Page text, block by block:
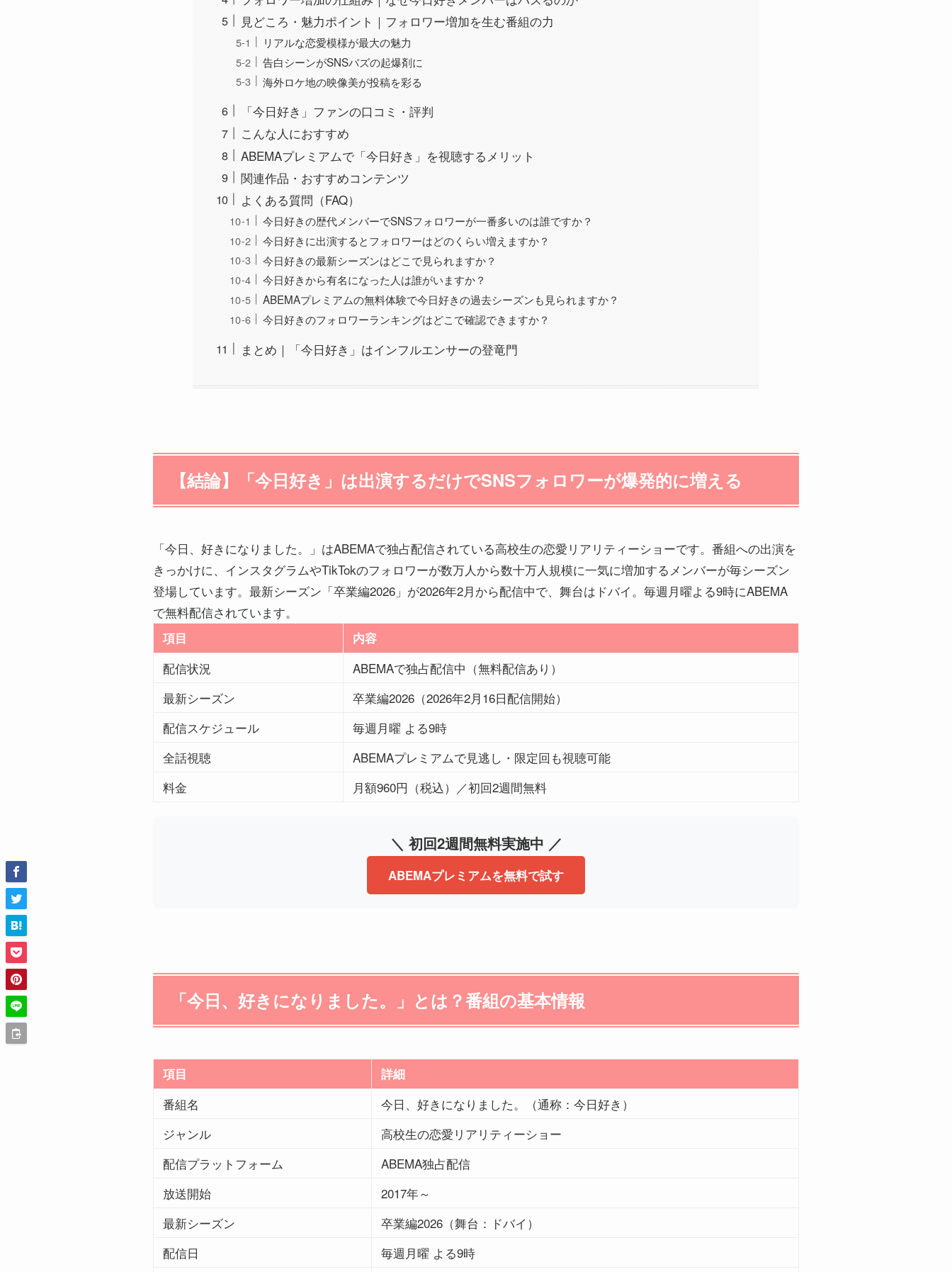
見どころ・魅力ポイント｜フォロワー増加を生む番組の力
リアルな恋愛模様が最大の魅力
告白シーンがSNSバズの起爆剤に
海外ロケ地の映像美が投稿を彩る
「今日好き」ファンの口コミ・評判
こんな人におすすめ
ABEMAプレミアムで「今日好き」を視聴するメリット
関連作品・おすすめコンテンツ
よくある質問（FAQ）
今日好きの歴代メンバーでSNSフォロワーが一番多いのは誰ですか？
今日好きに出演するとフォロワーはどのくらい増えますか？
今日好きの最新シーズンはどこで見られますか？
今日好きから有名になった人は誰がいますか？
ABEMAプレミアムの無料体験で今日好きの過去シーズンも見られますか？
今日好きのフォロワーランキングはどこで確認できますか？
まとめ｜「今日好き」はインフルエンサーの登竜門
【結論】「今日好き」は出演するだけでSNSフォロワーが爆発的に増える
「今日、好きになりました。」はABEMAで独占配信されている高校生の恋愛リアリティーショーです。番組への出演を
きっかけに、インスタグラムやTikTokのフォロワーが数万人から数十万人規模に一気に増加するメンバーが毎シーズン
登場しています。最新シーズン「卒業編2026」が2026年2月から配信中で、舞台はドバイ。毎週月曜よる9時にABEMA
で無料配信されています。
項目 内容
配信状況
ABEMAで独占配信中（無料配信あり）
最新シーズン
卒業編2026（2026年2月16日配信開始）
配信スケジュール
毎週月曜 よる9時
全話視聴
ABEMAプレミアムで見逃し・限定回も視聴可能
料金
月額960円（税込）／初回2週間無料
＼ 初回2週間無料実施中 ／
ABEMAプレミアムを無料で試す
「今日、好きになりました。」とは？番組の基本情報
項目 詳細
番組名
今日、好きになりました。（通称：今日好き）
ジャンル
高校生の恋愛リアリティーショー
配信プラットフォーム
ABEMA独占配信
放送開始
2017年～
最新シーズン
卒業編2026（舞台：ドバイ）
配信日
毎週月曜 よる9時